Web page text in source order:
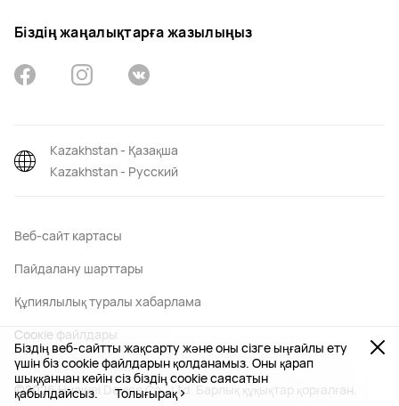
Біздің веб-сайтты жақсарту және оны сізге ыңғайлы ету
үшін біз cookie файлдарын қолданамыз. Оны қарап
шыққаннан кейін сіз біздің cookie саясатын
қабылдайсыз.
Толығырақ
Біздің жаңалықтарға жазылыңыз
©2026 Huawei Device Co., Ltd. Барлық құқықтар қорғалған.
Веб-сайт картасы
Пайдалану шарттары
Құпиялылық туралы хабарлама
Соокіе файлдары
Kazakhstan - Қазақша
Kazakhstan - Русский